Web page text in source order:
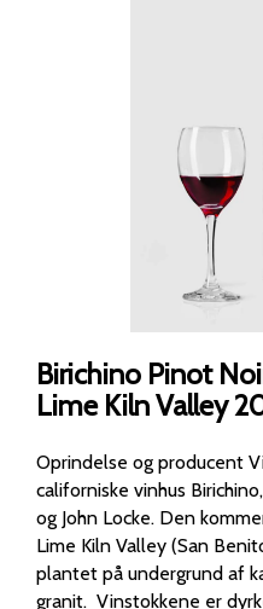
Birichino Pinot
Lime Kiln Valley
Oprindelse og producent
californiske vinhus
og John Locke. Den kommer fra parcellen Enz Vineyard i
Lime Kiln Valley (San
plantet på undergrund af
granit. Vinstokkene er dyrket uden kunstvanding (“dry-